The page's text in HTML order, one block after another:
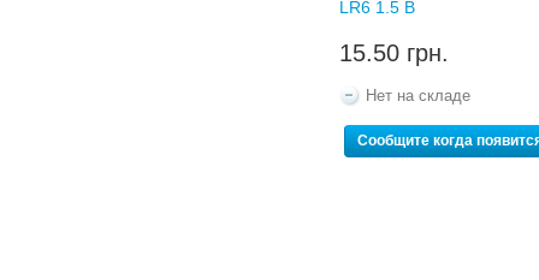
LR6 1.5 В
15.50 грн.
Нет на складе
Сообщите когда